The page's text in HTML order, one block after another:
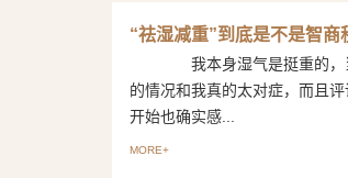
“祛湿减重”到底是不是智商
我本身湿气是挺重的，当
的情况和我真的太对症，而
开始也确实感...
MORE+